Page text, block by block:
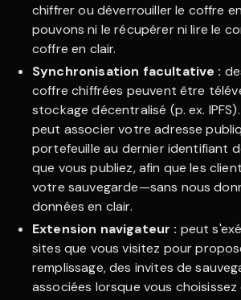
chiffrer ou déverrouiller le coffre
pouvons ni le récupérer ni lire le
coffre en clair.
Synchronisation facultative :
coffre chiffrées peuvent être
stockage décentralisé (p. ex.
peut associer votre adresse
portefeuille au dernier identifiant
que vous publiez, afin que les
votre sauvegarde—sans nous
données en clair.
Extension navigateur : peut
sites que vous visitez pour
remplissage, des invites de
associées lorsque vous choisissez